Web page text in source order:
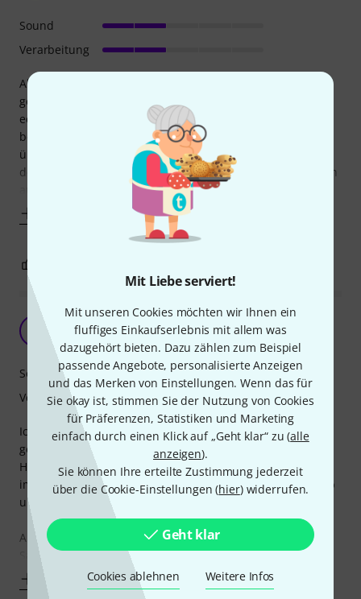
Mit Liebe serviert!
Mit unseren Cookies möchten wir Ihnen ein
fluffiges Einkaufserlebnis mit allem was
dazugehört bieten. Dazu zählen zum Beispiel
passende Angebote, personalisierte Anzeigen
und das Merken von Einstellungen. Wenn das für
Sie okay ist, stimmen Sie der Nutzung von Cookies
für Präferenzen, Statistiken und Marketing
einfach durch einen Klick auf „Geht klar“ zu (alle
anzeigen).
Sie können Ihre erteilte Zustimmung jederzeit
über die Cookie-Einstellungen (hier) widerrufen.
Geht klar
Cookies ablehnen Weitere Infos
Als die Saiten ankamen hab ich diese auf meine Gitarre
gespannt und war nun ja sehr enttäuscht, weil der Sound
echt zu wünschen übrig lieg. Um den Sound näher zu
beschreiben: er ist eher unklar und wabbelig, was
überhaupt nicht zu dem passt was ich spielen wollte (zu
dem Zeitpunkt viel Nirvana). (Für Rock passen dünne Saiten
auch eigentlich nicht aber das ist ein
Sound
Verarbeitung
Umgestiegen von Ernie Ball
Fabian1987 19.05.2021
Ich habe lange Zeit Ernie Ball Saiten auf meiner Akustik
gespeilt und war damit auch lange Zeit zufrieden.
Hauptsächlich spiele ich E-Gitarre und habe auf den auch
immer Ernie Ball Saiten gehabt und war sehr zufrieden. Ab
und an probiert man aber aus neugierde etwas neues aus.
Auf meiner Yamaha Akustik mit Tonabnehmer klingen die
Saiten brillianter als die
Mehr anzeigen
Sound
Verarbeitung